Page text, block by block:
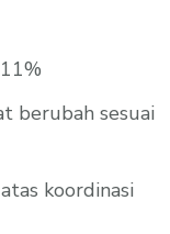
berubah sesuai
koordinasi